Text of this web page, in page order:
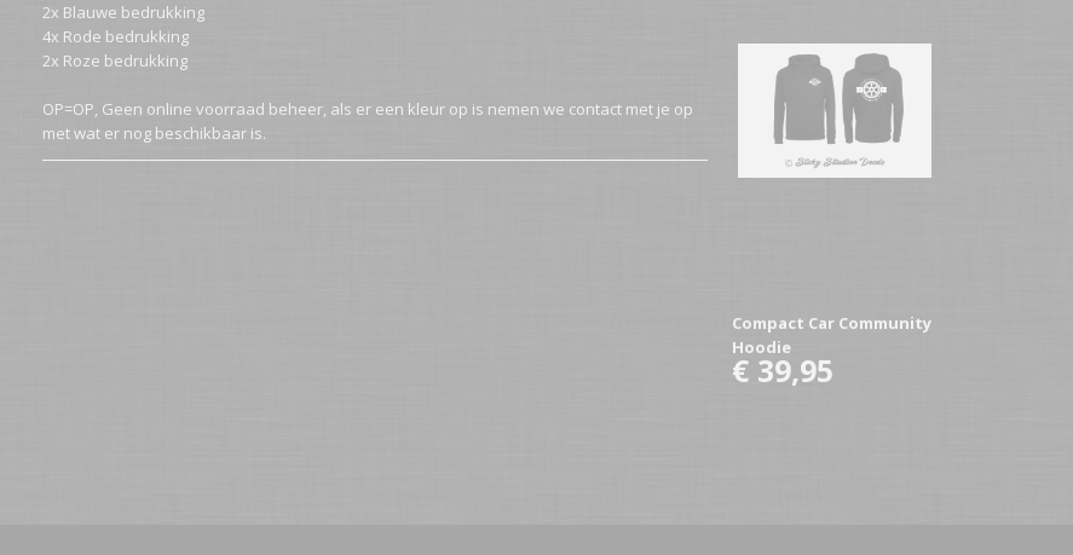
2x Blauwe bedrukking
4x Rode bedrukking
2x Roze bedrukking
OP=OP, Geen online voorraad beheer, als er een kleur op is nemen we contact met je op
met wat er nog beschikbaar is.
Compact Car Community
Hoodie
€ 39,95